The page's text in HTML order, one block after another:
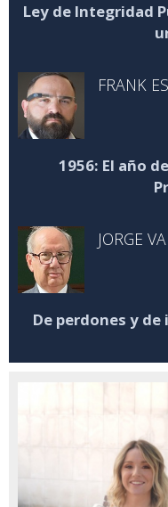
Ley de Integridad
FRANK
1956: El año
JORGE
De perdones y